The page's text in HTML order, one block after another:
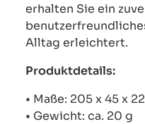
erhalten Sie ein
Alltag erleichtert.
Produktdetails:
• Maße: 205 x 45 x
• Gewicht: ca. 20 g